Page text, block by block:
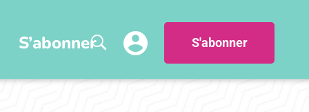
S’abonner S'abonner